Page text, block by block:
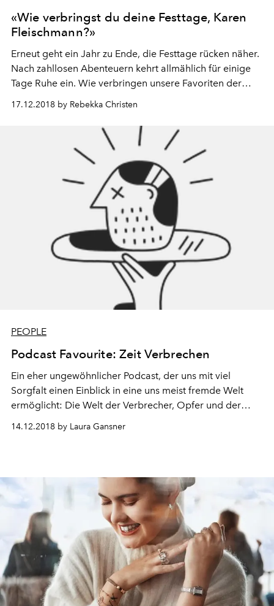
«Wie verbringst du deine Festtage, Karen
Fleischmann?»
Erneut geht ein Jahr zu Ende, die Festtage rücken näher.
Nach zahllosen Abenteuern kehrt allmählich für einige
Tage Ruhe ein. Wie verbringen unsere Favoriten der
Schweizer Modewelt diese besondere Zeit? L’OFFICIEL
Schweiz hat nachgefragt. Diesmal bei Karen
Fleischmann, Model und Influencerin.
17.12.2018 by Rebekka Christen
PEOPLE
Podcast Favourite: Zeit Verbrechen
Ein eher ungewöhnlicher Podcast, der uns mit viel
Sorgfalt einen Einblick in eine uns meist fremde Welt
ermöglicht: Die Welt der Verbrecher, Opfer und der
14.12.2018 by Laura Gansner